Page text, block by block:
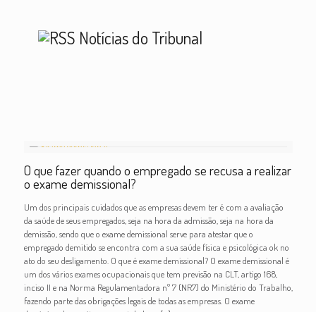
Notícias do Tribunal
O que fazer quando o empregado se recusa a realizar
o exame demissional?
Um dos principais cuidados que as empresas devem ter é com a avaliação
da saúde de seus empregados, seja na hora da admissão, seja na hora da
demissão, sendo que o exame demissional serve para atestar que o
empregado demitido se encontra com a sua saúde física e psicológica ok no
ato do seu desligamento. O que é exame demissional? O exame demissional é
um dos vários exames ocupacionais que tem previsão na CLT, artigo 168,
inciso II e na Norma Regulamentadora nº 7 (NR7) do Ministério do Trabalho,
fazendo parte das obrigações legais de todas as empresas. O exame